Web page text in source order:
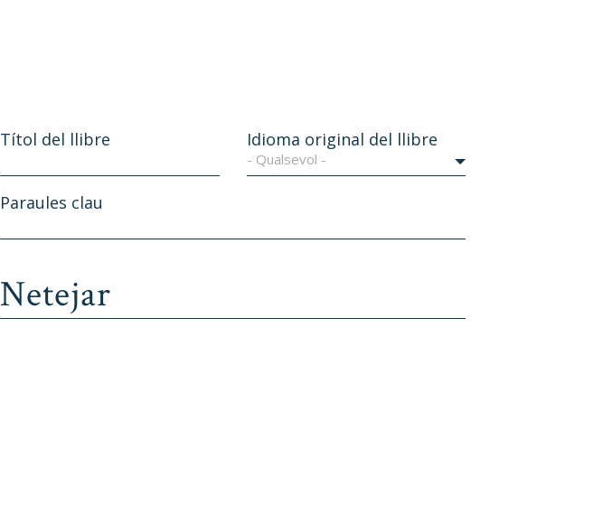
Títol del llibre Idioma original del llibre
- Qualsevol -
Paraules clau